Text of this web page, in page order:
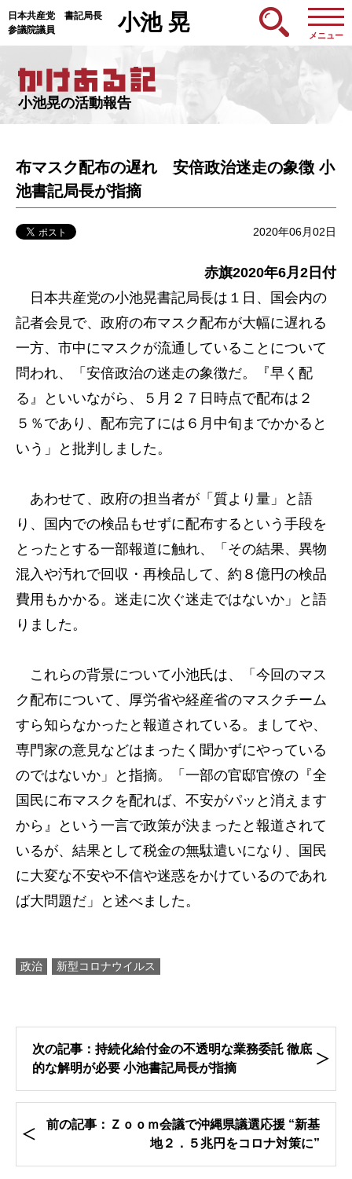
日本共産党 書記局長
参議院議員
小池 晃
メニュー
小池晃の活動報告
布マスク配布の遅れ 安倍政治迷走の象徴 小
池書記局長が指摘
2020年06月02日
赤旗2020年6月2日付
日本共産党の小池晃書記局長は１日、国会内の
記者会見で、政府の布マスク配布が大幅に遅れる
一方、市中にマスクが流通していることについて
問われ、「安倍政治の迷走の象徴だ。『早く配
る』といいながら、５月２７日時点で配布は２
５％であり、配布完了には６月中旬までかかると
いう」と批判しました。
あわせて、政府の担当者が「質より量」と語
り、国内での検品もせずに配布するという手段を
とったとする一部報道に触れ、「その結果、異物
混入や汚れで回収・再検品して、約８億円の検品
費用もかかる。迷走に次ぐ迷走ではないか」と語
りました。
これらの背景について小池氏は、「今回のマス
ク配布について、厚労省や経産省のマスクチーム
すら知らなかったと報道されている。ましてや、
専門家の意見などはまったく聞かずにやっている
のではないか」と指摘。「一部の官邸官僚の『全
国民に布マスクを配れば、不安がパッと消えます
から』という一言で政策が決まったと報道されて
いるが、結果として税金の無駄遣いになり、国民
に大変な不安や不信や迷惑をかけているのであれ
ば大問題だ」と述べました。
政治 新型コロナウイルス
次の記事：持続化給付金の不透明な業務委託 徹底
的な解明が必要 小池書記局長が指摘
前の記事：Ｚｏｏｍ会議で沖縄県議選応援 “新基
地２．５兆円をコロナ対策に”